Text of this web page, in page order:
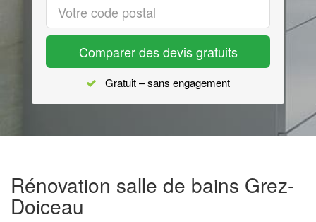
Comparer des devis gratuits
Gratuit – sans engagement
Rénovation salle de bains Grez-
Doiceau